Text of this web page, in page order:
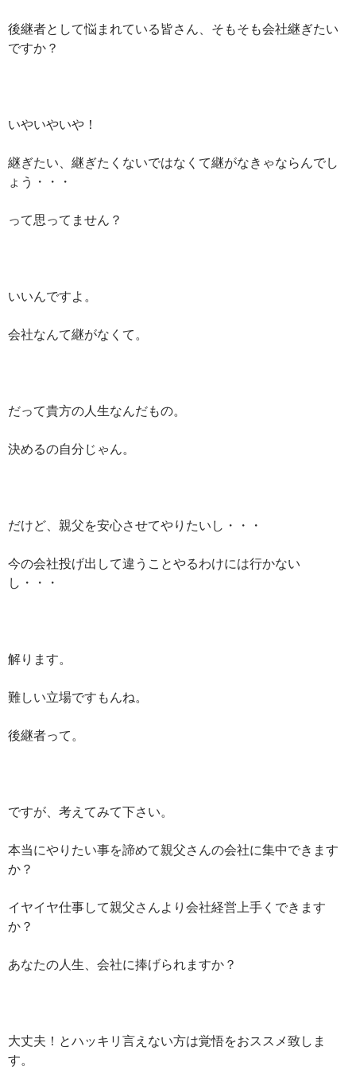
後継者として悩まれている皆さん、そもそも会社継ぎたい
ですか？
いやいやいや！
継ぎたい、継ぎたくないではなくて継がなきゃならんでし
ょう・・・
って思ってません？
いいんですよ。
会社なんて継がなくて。
だって貴方の人生なんだもの。
決めるの自分じゃん。
だけど、親父を安心させてやりたいし・・・
今の会社投げ出して違うことやるわけには行かない
し・・・
解ります。
難しい立場ですもんね。
後継者って。
ですが、考えてみて下さい。
本当にやりたい事を諦めて親父さんの会社に集中できます
か？
イヤイヤ仕事して親父さんより会社経営上手くできます
か？
あなたの人生、会社に捧げられますか？
大丈夫！とハッキリ言えない方は覚悟をおススメ致しま
す。